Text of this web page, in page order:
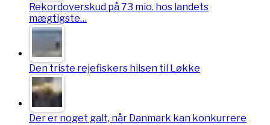
Rekordoverskud på 73 mio. hos landets
mægtigste…
Den triste rejefiskers hilsen til Løkke
Der er noget galt, når Danmark kan konkurrere